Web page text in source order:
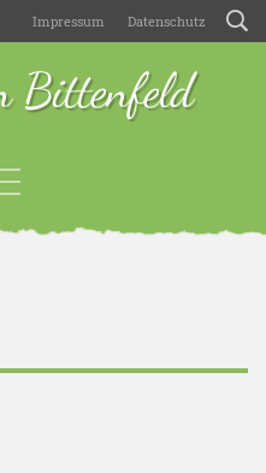
Impressum Datenschutz
Bittenfeld